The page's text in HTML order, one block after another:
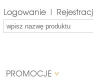
Logowanie |
PROMOCJE